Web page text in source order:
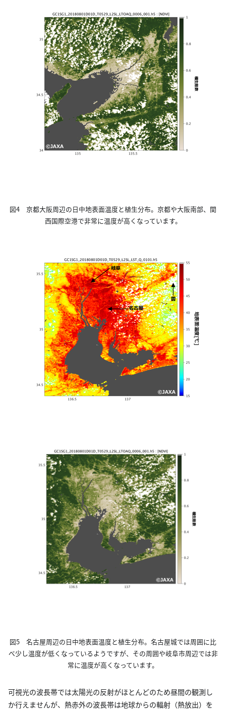
図4 京都大阪周辺の日中地表面温度と植生分布。京都や大阪南部、関
西国際空港で非常に温度が高くなっています。
図5 名古屋周辺の日中地表面温度と植生分布。名古屋城では周囲に比
べ少し温度が低くなっているようですが、その周囲や岐阜市周辺では非
常に温度が高くなっています。
可視光の波長帯では太陽光の反射がほとんどのため昼間の観測し
か行えませんが、熱赤外の波長帯は地球からの輻射（熱放出）を